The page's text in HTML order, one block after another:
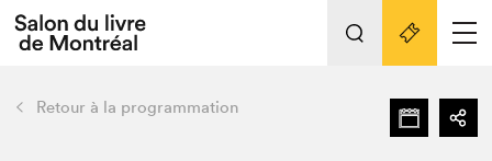
Tout sur l'édition 2022
retour Nos activités
Retour à la programmation